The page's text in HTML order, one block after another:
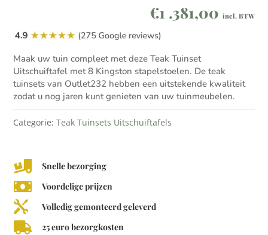
€1 .381,00 incl. BTW
Maak uw tuin compleet met deze Teak Tuinset
Uitschuiftafel met 8 Kingston stapelstoelen. De teak
tuinsets van Outlet232 hebben een uitstekende kwaliteit
zodat u nog jaren kunt genieten van uw tuinmeubelen.
Categorie:Teak Tuinsets Uitschuiftafels
 Snelle bezorging
 Voordelige prijzen
 Volledig gemonteerd geleverd
 25 euro bezorgkosten